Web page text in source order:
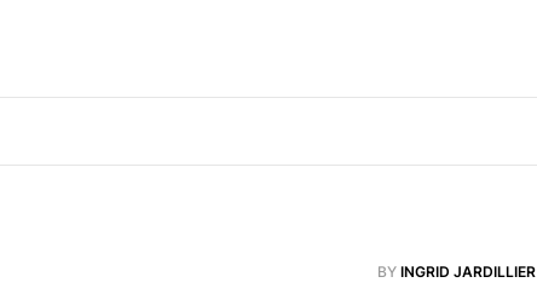
BY INGRID JARDILLIER